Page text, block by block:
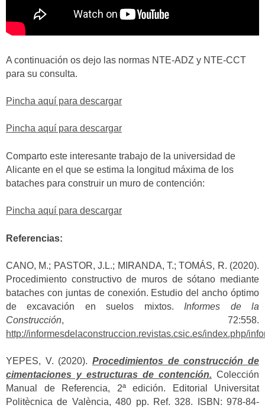
A continuación os dejo las normas NTE-ADZ y NTE-CCT
para su consulta.
Pincha aquí para descargar
Pincha aquí para descargar
Comparto este interesante trabajo de la universidad de
Alicante en el que se estima la longitud máxima de los
bataches para construir un muro de contención:
Pincha aquí para descargar
Referencias:
CANO, M.; PASTOR, J.L.; MIRANDA, T.; TOMÁS, R. (2020).
Procedimiento constructivo de muros de sótano mediante
bataches con juntas de conexión. Estudio del ancho óptimo
de excavación en suelos mixtos. Informes de la
Construcción, 72:558.
http://informesdelaconstruccion.revistas.csic.es/index.php/
YEPES, V. (2020). Procedimientos de construcción de
cimentaciones y estructuras de contención. Colección
Manual de Referencia, 2ª edición. Editorial Universitat
Politècnica de València, 480 pp. Ref. 328. ISBN: 978-84-